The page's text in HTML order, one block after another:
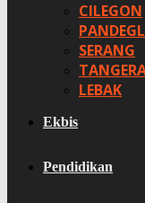
CILEGON
SERANG
LEBAK
Ekbis
Pendidikan